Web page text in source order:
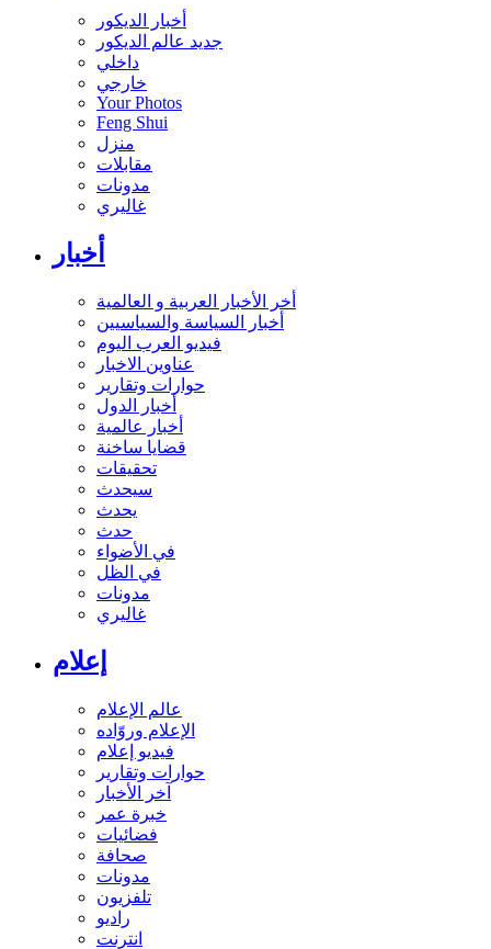
أخبار الديكور
جديد عالم الديكور
داخلي
خارجي
Your Photos
Feng Shui
منزل
مقابلات
مدونات
غاليري
أخبار
أخر الأخبار العربية و العالمية
أخبار السياسة والسياسيين
فيديو العرب اليوم
عناوين الاخبار
حوارات وتقارير
أخبار الدول
أخبار عالمية
قضايا ساخنة
تحقيقات
سيحدث
يحدث
حدث
في الأضواء
في الظل
مدونات
غاليري
إعلام
عالم الإعلام
الإعلام وروّاده
فيديو إعلام
حوارات وتقارير
آخر الأخبار
خبرة عمر
فضائيات
صحافة
مدونات
تلفزيون
راديو
انترنت